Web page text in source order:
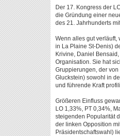
Der 17. Kongress der
die Gründung einer
des 21. Jahrhunderts
Wenn alles gut verläuft,
in La Plaine St-Denis)
Krivine, Daniel
Organisation. Sie hat
Gruppierungen, der
Gluckstein) sowohl in
und führende Kraft
Größeren Einfluss
LO 1,33%, PT 0,34%,
steigenden Popularität
der linken Opposition
Präsidentschaftswahl)